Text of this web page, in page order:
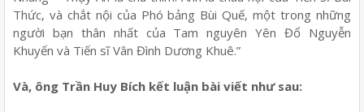
Thức, và chắt nội của Phó bảng Bùi Quế, một trong những
người bạn thân nhất của Tam nguyên Yên Đổ Nguyễn
Khuyến và Tiến sĩ Vân Đình Dương Khuê.”
Và, ông Trần Huy Bích kết luận bài viết như sau: